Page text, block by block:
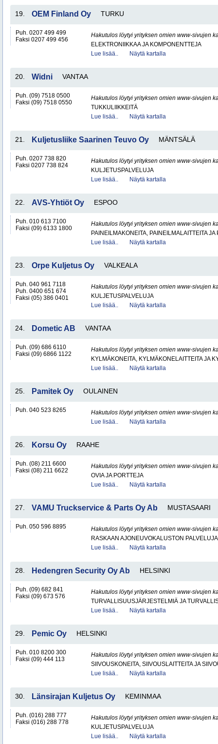
19. OEM Finland Oy TURKU
Puh. 0207 499 499
Faksi 0207 499 456
Hakutulos löytyi yrityksen omien www-sivujen
ELEKTRONIIKKAA JA KOMPONENTTEJA
Lue lisää..
Näytä kartalla
20. Widni VANTAA
Puh. (09) 7518 0500
Faksi (09) 7518 0550
Hakutulos löytyi yrityksen omien www-sivujen
TUKKULIIKKEITÄ
Lue lisää..
Näytä kartalla
21. Kuljetusliike Saarinen Teuvo Oy MÄNTSÄLÄ
Puh. 0207 738 820
Faksi 0207 738 824
Hakutulos löytyi yrityksen omien www-sivujen
KULJETUSPALVELUJA
Lue lisää..
Näytä kartalla
22. AVS-Yhtiöt Oy ESPOO
Puh. 010 613 7100
Faksi (09) 6133 1800
Hakutulos löytyi yrityksen omien www-sivujen
PAINEILMAKONEITA, PAINEILMALAITTEITA
Lue lisää..
Näytä kartalla
23. Orpe Kuljetus Oy VALKEALA
Puh. 040 961 7118
Puh. 0400 651 674
Faksi (05) 386 0401
Hakutulos löytyi yrityksen omien www-sivujen
KULJETUSPALVELUJA
Lue lisää..
Näytä kartalla
24. Dometic AB VANTAA
Puh. (09) 686 6110
Faksi (09) 6866 1122
Hakutulos löytyi yrityksen omien www-sivujen
KYLMÄKONEITA, KYLMÄKONELAITTEITA JA
Lue lisää..
Näytä kartalla
25. Pamitek Oy OULAINEN
Puh. 040 523 8265
Hakutulos löytyi yrityksen omien www-sivujen
Lue lisää..
Näytä kartalla
26. Korsu Oy RAAHE
Puh. (08) 211 6600
Faksi (08) 211 6622
Hakutulos löytyi yrityksen omien www-sivujen
OVIA JA PORTTEJA
Lue lisää..
Näytä kartalla
27. VAMU Truckservice & Parts Oy Ab MUSTASAARI
Puh. 050 596 8895
Hakutulos löytyi yrityksen omien www-sivujen
RASKAAN AJONEUVOKALUSTON
Lue lisää..
Näytä kartalla
28. Hedengren Security Oy Ab HELSINKI
Puh. (09) 682 841
Faksi (09) 673 576
Hakutulos löytyi yrityksen omien www-sivujen
TURVALLISUUSJÄRJESTELMIÄ JA
Lue lisää..
Näytä kartalla
29. Pemic Oy HELSINKI
Puh. 010 8200 300
Faksi (09) 444 113
Hakutulos löytyi yrityksen omien www-sivujen
SIIVOUSKONEITA, SIIVOUSLAITTEITA JA
Lue lisää..
Näytä kartalla
30. Länsirajan Kuljetus Oy KEMINMAA
Puh. (016) 288 777
Faksi (016) 288 778
Hakutulos löytyi yrityksen omien www-sivujen
KULJETUSPALVELUJA
Lue lisää..
Näytä kartalla